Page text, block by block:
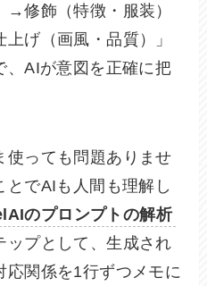
→修飾（特徴・服装）
げ（画風・品質）」
、AIが意図を正確に把
使っても問題ありませ
とでAIも人間も理解し
のプロンプトの解析
ップとして、生成され
応関係を1行ずつメモに